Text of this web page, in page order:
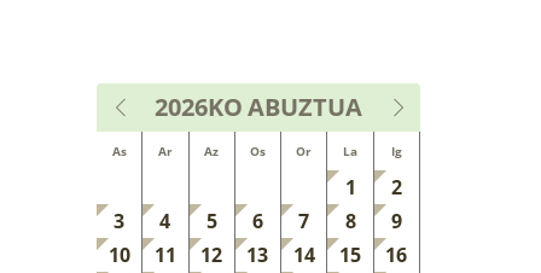
2026KOABUZTUA
As Ar Az Os Or La Ig
1
2
3
4 5 6 7 8
9
10
11 12 13 14 15
16